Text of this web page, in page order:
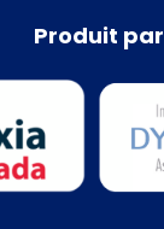
Produit par